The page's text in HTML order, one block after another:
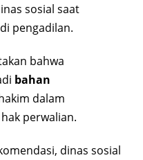
sosial saat
pengadilan.
bahwa
bahan
dalam
perwalian.
dinas sosial